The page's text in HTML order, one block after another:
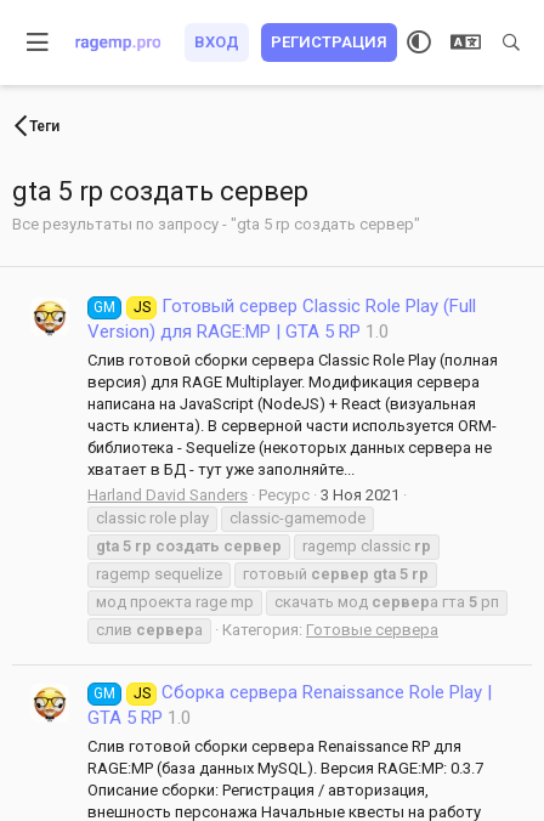
ВХОД РЕГИСТРАЦИЯ
Теги
gta 5 rp создать сервер
Все результаты по запросу - "gta 5 rp создать сервер"
GM JS Готовый сервер Classic Role Play (Full
Version) для RAGE:MP | GTA 5 RP 1.0
Слив готовой сборки сервера Classic Role Play (полная
версия) для RAGE Multiplayer. Модификация сервера
написана на JavaScript (NodeJS) + React (визуальная
часть клиента). В серверной части используется ORM-
библиотека - Sequelize (некоторых данных сервера не
хватает в БД - тут уже заполняйте...
Harland David Sanders
Ресурс 3 Ноя 2021
classic role play
classic-gamemode
gta 5 rp создать сервер ragemp classic rp
ragemp sequelize
готовый сервер gta 5 rp
мод проекта rage mp
скачать мод сервера гта 5 рп
слив сервера Категория: Готовые сервера
GM JS Сборка сервера Renaissance Role Play |
GTA 5 RP 1.0
Слив готовой сборки сервера Renaissance RP для
RAGE:MP (база данных MySQL). Версия RAGE:MP: 0.3.7
Описание сборки: Регистрация / авторизация,
внешность персонажа Начальные квесты на работу